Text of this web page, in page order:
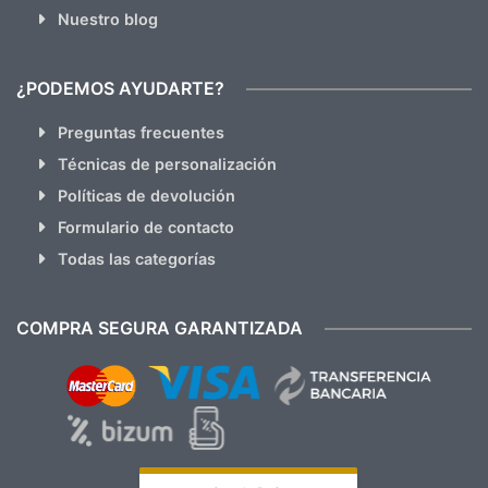
Nuestro blog
¿PODEMOS AYUDARTE?
Preguntas frecuentes
Técnicas de personalización
Políticas de devolución
Formulario de contacto
Todas las categorías
COMPRA SEGURA GARANTIZADA